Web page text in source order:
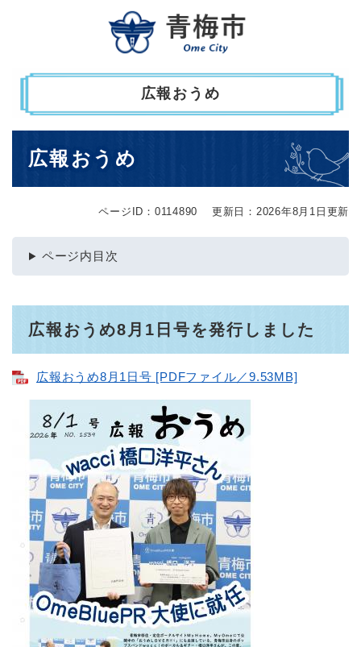
メニューを飛ばして本文へ
広報おうめ
広報おうめ
ページID：0114890 更新日：2026年8月1日更新
ページ内目次
広報おうめ8月1日号を発行しました
広報おうめ8月1日号 [PDFファイル／9.53MB]